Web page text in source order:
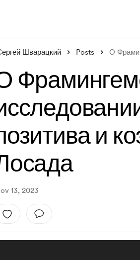
Шварацкий Posts О
и
13, 2023